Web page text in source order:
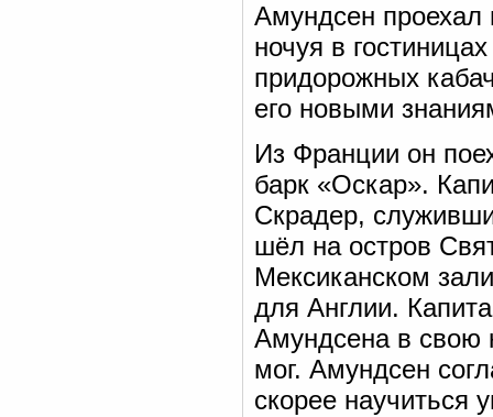
Амундсен
ночуя в
придорожных
его новыми
Из Франции он
барк «Оскар».
Скрадер,
шёл на остров
Мексиканском
для Англии.
Амундсена в свою
мог. Амундсен
скорее научиться